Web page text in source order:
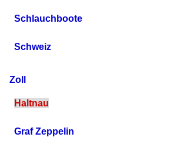
Schlauchboote
Schweiz
Zoll
Haltnau
Graf Zeppelin